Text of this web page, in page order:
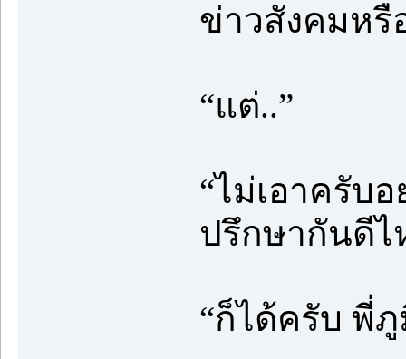
ข่าวสังคมห
“แต่..”
“ไม่เอาครับ
ปรึกษากันดีไ
“ก็ได้ครับ พี่